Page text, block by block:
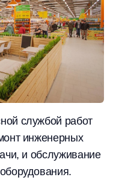
службой работ
инженерных
и обслуживание